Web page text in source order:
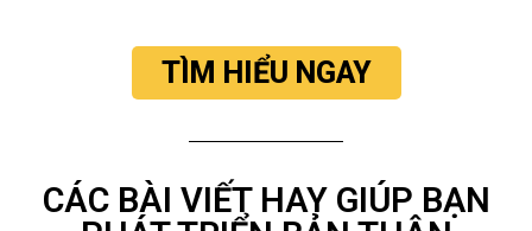
TÌM HIỂU NGAY
CÁC BÀI VIẾT HAY GIÚP BẠN